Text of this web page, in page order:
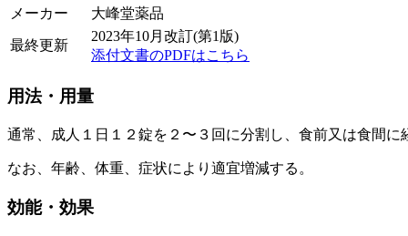
メーカー
大峰堂薬品
最終更新
2023年10月改訂(第1版)
添付文書のPDFはこちら
用法・用量
通常、成人１日１２錠を２〜３回に分割し、食前又は食間に
なお、年齢、体重、症状により適宜増減する。
効能・効果